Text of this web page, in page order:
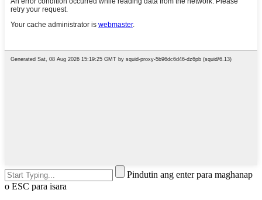
Pindutin ang enter para maghanap
o ESC para isara